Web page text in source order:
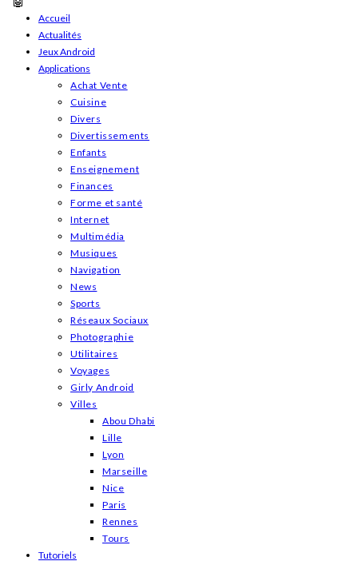
Skip
content
Accueil
Actualités
Jeux Android
Applications
Achat Vente
Cuisine
Divers
Divertissements
Enfants
Enseignement
Finances
Forme et santé
Internet
Multimédia
Musiques
Navigation
News
Sports
Réseaux Sociaux
Photographie
Utilitaires
Voyages
Girly Android
Villes
Abou Dhabi
Lille
Lyon
Marseille
Nice
Paris
Rennes
Tours
Tutoriels